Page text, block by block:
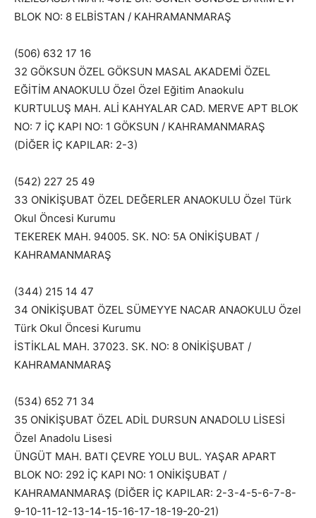
BLOK NO: 8 ELBİSTAN / KAHRAMANMARAŞ
(506) 632 17 16
32 GÖKSUN ÖZEL GÖKSUN MASAL AKADEMİ ÖZEL
EĞİTİM ANAOKULU Özel Özel Eğitim Anaokulu
KURTULUŞ MAH. ALİ KAHYALAR CAD. MERVE APT BLOK
NO: 7 İÇ KAPI NO: 1 GÖKSUN / KAHRAMANMARAŞ
(DİĞER İÇ KAPILAR: 2-3)
(542) 227 25 49
33 ONİKİŞUBAT ÖZEL DEĞERLER ANAOKULU Özel Türk
Okul Öncesi Kurumu
TEKEREK MAH. 94005. SK. NO: 5A ONİKİŞUBAT /
KAHRAMANMARAŞ
(344) 215 14 47
34 ONİKİŞUBAT ÖZEL SÜMEYYE NACAR ANAOKULU Özel
Türk Okul Öncesi Kurumu
İSTİKLAL MAH. 37023. SK. NO: 8 ONİKİŞUBAT /
KAHRAMANMARAŞ
(534) 652 71 34
35 ONİKİŞUBAT ÖZEL ADİL DURSUN ANADOLU LİSESİ
Özel Anadolu Lisesi
ÜNGÜT MAH. BATI ÇEVRE YOLU BUL. YAŞAR APART
BLOK NO: 292 İÇ KAPI NO: 1 ONİKİŞUBAT /
KAHRAMANMARAŞ (DİĞER İÇ KAPILAR: 2-3-4-5-6-7-8-
9-10-11-12-13-14-15-16-17-18-19-20-21)